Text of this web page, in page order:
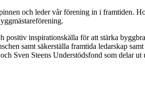
och leder vår förening in i framtiden.
inspirationskälla för att stärka
samt säkerställa framtida ledarskap
Sven Steens Understödsfond som delar